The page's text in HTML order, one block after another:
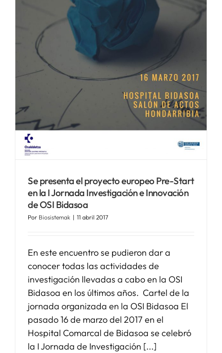
APOYO I+D+I
Se presenta el proyecto europeo Pre-Start
en la I Jornada Investigación e Innovación
de OSI Bidasoa
Por Biosistemak | 11 abril 2017
En este encuentro se pudieron dar a
conocer todas las actividades de
investigación llevadas a cabo en la OSI
Bidasoa en los últimos años. Cartel de la
jornada organizada en la OSI Bidasoa El
pasado 16 de marzo del 2017 en el
Hospital Comarcal de Bidasoa se celebró
la I Jornada de Investigación [...]